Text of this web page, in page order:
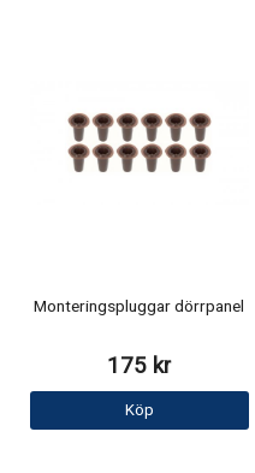
Monteringspluggar dörrpanel
175 kr
Köp